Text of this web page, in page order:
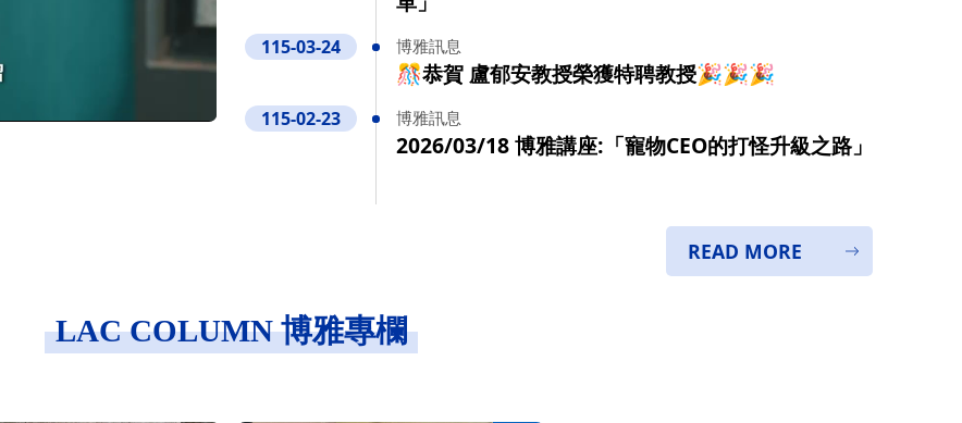
115-03-24 博雅訊息
🎊恭賀 盧郁安教授榮獲特聘教授🎉🎉🎉
115-02-23 博雅訊息
2026/03/18 博雅講座:「寵物CEO的打怪升級之路」
READ MORE
LAC COLUMN 博雅專欄